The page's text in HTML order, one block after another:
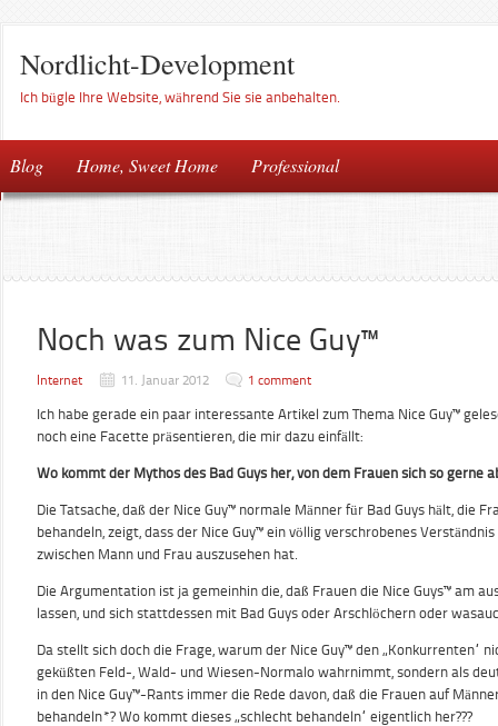
Nordlicht-Development
Ich bügle Ihre Website, während Sie sie anbehalten.
Blog Home, Sweet Home Professional
Noch was zum Nice Guy™
Internet 11. Januar 2012 1 comment
Ich habe gerade ein paar interessante Artikel zum Thema Nice Guy™
noch eine Facette präsentieren, die mir dazu einfällt:
Wo kommt der Mythos des Bad Guys her, von dem Frauen sich so gerne
Die Tatsache, daß der Nice Guy™ normale Männer für Bad Guys hält, die
behandeln, zeigt, dass der Nice Guy™ ein völlig verschrobenes
zwischen Mann und Frau auszusehen hat.
Die Argumentation ist ja gemeinhin die, daß Frauen die Nice Guys™ am
lassen, und sich stattdessen mit Bad Guys oder Arschlöchern oder
Da stellt sich doch die Frage, warum der Nice Guy™ den „Konkurrenten“
geküßten Feld-, Wald- und Wiesen-Normalo wahrnimmt, sondern als
in den Nice Guy™-Rants immer die Rede davon, daß die Frauen auf
behandeln*? Wo kommt dieses „schlecht behandeln“ eigentlich her???